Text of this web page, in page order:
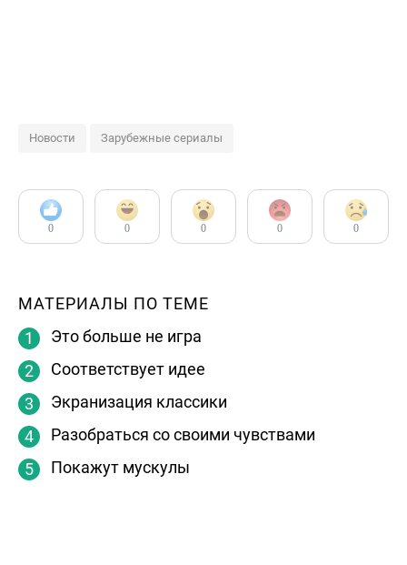
Новости Зарубежные сериалы
0 0 0 0 0
МАТЕРИАЛЫ ПО ТЕМЕ
Это больше не игра
Соответствует идее
Экранизация классики
Разобраться со своими чувствами
Покажут мускулы